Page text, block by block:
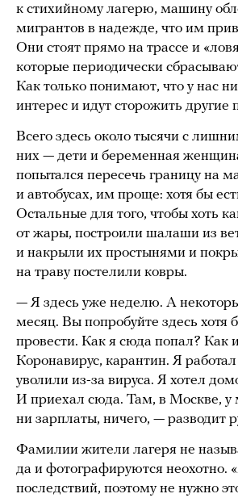
к стихийному лагерю, машину
мигрантов в надежде, что им
Они стоят прямо на трассе и
которые периодически
Как только понимают, что у нас
интерес и идут сторожить другие
Всего здесь около тысячи с
них — дети и беременная
попытался пересечь границу на
и автобусах, им проще: хотя бы
Остальные для того, чтобы хоть
от жары, построили шалаши из
и накрыли их простынями и
на траву постелили ковры.
— Я здесь уже неделю. А
месяц. Вы попробуйте здесь хотя
провести. Как я сюда попал? Как
Коронавирус, карантин. Я
уволили из-за вируса. Я хотел
И приехал сюда. Там, в Москве, у
ни зарплаты, ничего, — разводит
Фамилии жители лагеря не
да и фотографируются неохотно.
последствий, поэтому не нужно